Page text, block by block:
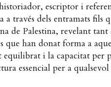
escriptor i
a través dels entramats fils
de Palestina, revelant tant
que han donat forma a
equilibrat i la capacitat per
essencial per a